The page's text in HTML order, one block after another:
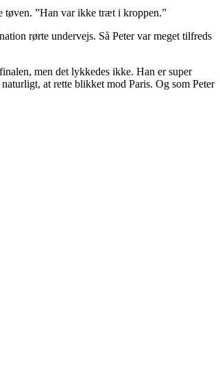
tøven. ”Han var ikke træt i kroppen.”
rørte undervejs. Så Peter var meget tilfreds
men det lykkedes ikke. Han er super
at rette blikket mod Paris. Og som Peter